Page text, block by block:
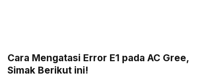
Cara Mengatasi Error E1 pada AC Gree,
Simak Berikut ini!